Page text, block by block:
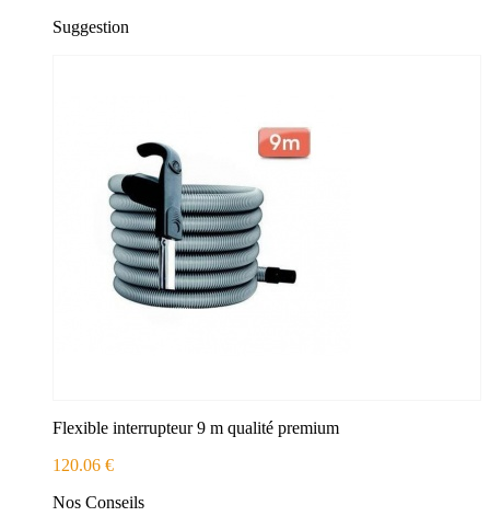
Suggestion
Flexible interrupteur 9 m qualité premium
120.06 €
Nos Conseils